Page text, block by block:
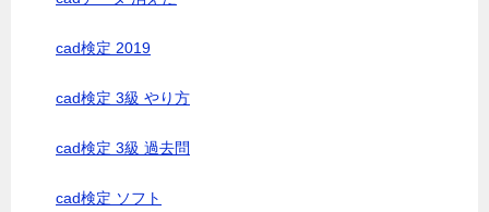
cad検定 2019
cad検定 3級 やり方
cad検定 3級 過去問
cad検定 ソフト